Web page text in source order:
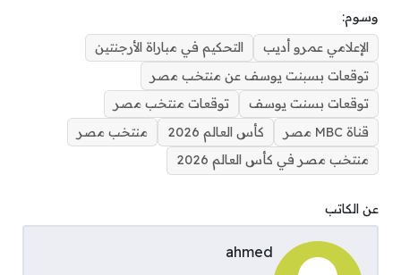
وسوم:
الإعلامي عمرو أديب
التحكيم في مباراة الأرجنتين
توقعات بسبنت يوسف عن منتخب مصر
توقعات بسنت يوسف
توقعات منتخب مصر
قناة MBC مصر
كأس العالم 2026
منتخب مصر
منتخب مصر في كأس العالم 2026
عن الكاتب
ahmed